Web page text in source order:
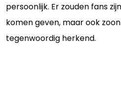
persoonlijk. Er zouden fans
komen geven, maar ook
tegenwoordig herkend.